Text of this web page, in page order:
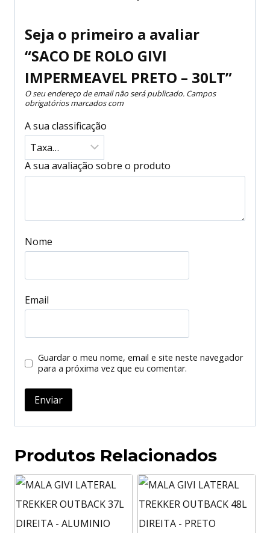
Seja o primeiro a avaliar
“SACO DE ROLO GIVI
IMPERMEAVEL PRETO – 30LT”
O seu endereço de email não será publicado. Campos
obrigatórios marcados com
A sua classificação
A sua avaliação sobre o produto
Nome
Email
Guardar o meu nome, email e site neste navegador
para a próxima vez que eu comentar.
Produtos Relacionados